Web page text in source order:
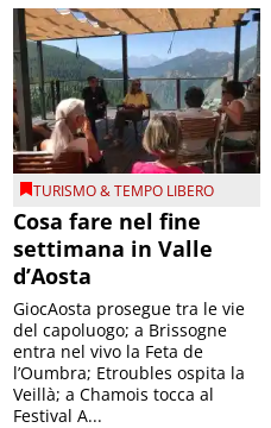
TURISMO & TEMPO LIBERO
Cosa fare nel fine
settimana in Valle
d’Aosta
GiocAosta prosegue tra le vie
del capoluogo; a Brissogne
entra nel vivo la Feta de
l’Oumbra; Etroubles ospita la
Veillà; a Chamois tocca al
Festival A...